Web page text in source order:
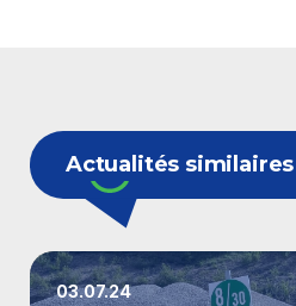
Actualités similaires
03.07.24